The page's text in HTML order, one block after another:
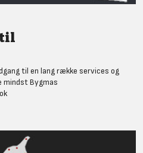
til
til en lang række services og
mindst Bygmas